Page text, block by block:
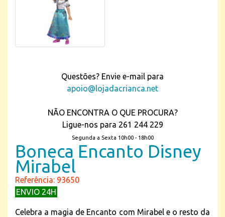
Questões? Envie e-mail para
apoio@lojadacrianca.net
NÃO ENCONTRA O QUE PROCURA?
Ligue-nos para 261 244 229
Segunda a Sexta 10h00 - 18h00
Boneca Encanto Disney
Mirabel
Referência: 93650
ENVIO 24H
Celebra a magia de Encanto com Mirabel e o resto da